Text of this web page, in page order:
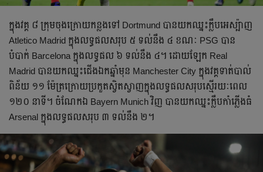
ក្នុង​វគ្គ ៨ ក្រុម​ចុង​ក្រោយ​កន្លង​ទៅ Dortmund បាន​យក​ឈ្នះ​ក្លឹប​អេស្ប៉ាញ
Atletico Madrid ក្នុង​លទ្ធផល​សរុប ៥ ទល់​នឹង ៤ ខណៈ PSG បាន​
បំបាក់ Barcelona ក្នុង​លទ្ធផល ៦ ទល់​នឹង ៤។ ដោយ​ឡែក Real
Madrid បាន​យក​ឈ្នះ​ជើង​ឯក​ឆ្នាំ​មុន Manchester City ក្នុង​វគ្គ​ទាត់​បាល់​
ពិន័យ ១១​ ម៉ែត្រ​ក្រោយ​ប្រកួត​ស្វិតស្វាញ​ក្នុង​លទ្ធផល​សរុប​ស្មើ​រយៈ​ពេល
១២០ នាទី។ ចំណែក​ឯ Bayern Munich វិញ បាន​យក​ឈ្នះ​ក្លឹប​កាំភ្លើង​ធំ
Arsenal ក្នុង​លទ្ធផល​សរុប ៣ ទល់​នឹង ២។